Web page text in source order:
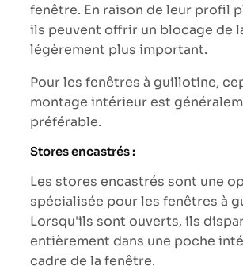
fenêtre. En raison de leur profil
ils peuvent offrir un blocage de
légèrement plus important.
Pour les fenêtres à guillotine,
montage intérieur est
préférable.
Stores encastrés :
Les stores encastrés sont une
spécialisée pour les fenêtres à
Lorsqu'ils sont ouverts, ils
entièrement dans une poche
cadre de la fenêtre.